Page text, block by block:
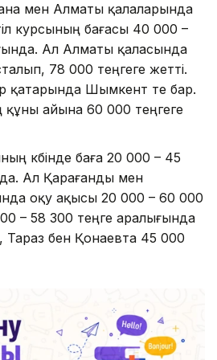
мен Алматы қалаларында
курсының бағасы 40 000 –
Ал Алматы қаласында
78 000 теңгеге жетті.
қатарында Шымкент те бар.
айына 60 000 теңгеге
көбінде баға 20 000 – 45
Ал Қарағанды мен
оқу ақысы 20 000 – 60 000
– 58 300 теңге аралығында
Тараз бен Қонаевта 45 000